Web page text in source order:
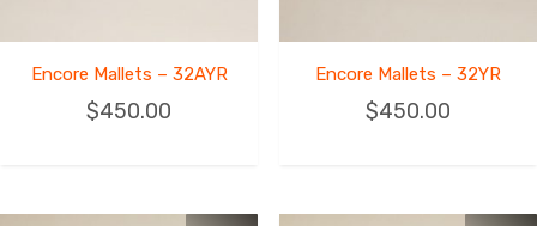
Encore Mallets – 32AYR
$450.00
Encore Mallets – 32YR
$450.00